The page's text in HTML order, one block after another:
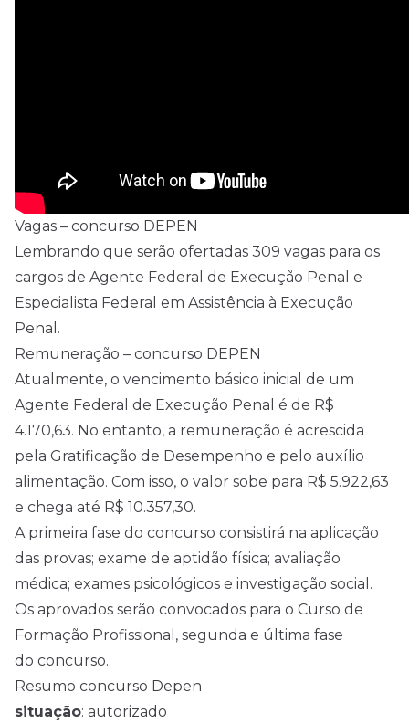
Vagas – concurso DEPEN
Lembrando que serão ofertadas 309 vagas para os
cargos de Agente Federal de Execução Penal e
Especialista Federal em Assistência à Execução
Penal.
Remuneração – concurso DEPEN
Atualmente, o vencimento básico inicial de um
Agente Federal de Execução Penal é de R$
4.170,63. No entanto, a remuneração é acrescida
pela Gratificação de Desempenho e pelo auxílio
alimentação. Com isso, o valor sobe para R$ 5.922,63
e chega até R$ 10.357,30.
A primeira fase do concurso consistirá na aplicação
das provas; exame de aptidão física; avaliação
médica; exames psicológicos e investigação social.
Os aprovados serão convocados para o Curso de
Formação Profissional, segunda e última fase
do concurso.
Resumo concurso Depen
situação: autorizado